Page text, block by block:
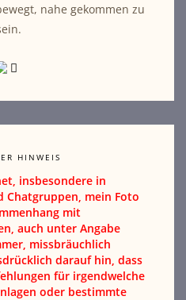
nahe gekommen zu
HINWEIS
insbesondere in
Chatgruppen, mein Foto
mit
auch unter Angabe
missbräuchlich
darauf hin, dass
für irgendwelche
oder bestimmte